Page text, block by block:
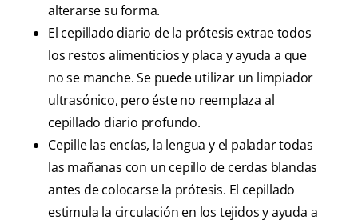
alterarse su forma.
El cepillado diario de la prótesis extrae todos
los restos alimenticios y placa y ayuda a que
no se manche. Se puede utilizar un limpiador
ultrasónico, pero éste no reemplaza al
cepillado diario profundo.
Cepille las encías, la lengua y el paladar todas
las mañanas con un cepillo de cerdas blandas
antes de colocarse la prótesis. El cepillado
estimula la circulación en los tejidos y ayuda a